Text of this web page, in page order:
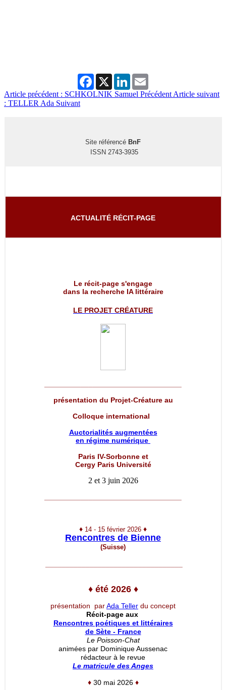
Facebook
X LinkedIn
Article précédent : SCHKOLNIK Samuel Précédent Article suivant
: TELLER Ada Suivant
Site référencé BnF
ISSN 2743-3935
ACTUALITÉ RÉCIT-PAGE
Le récit-page s'engage
dans la recherche IA littéraire
LE PROJET CRÉATURE
présentation du Projet-Créature au
Colloque international
Auctorialités augmentées
en régime numérique
Paris IV-Sorbonne et
Cergy Paris Université
2 et 3 juin 2026
♦ 14 - 15 février 2026 ♦
Rencontres de Bienne
(Suisse)
♦été 2026 ♦
présentation parAda Teller du concept
Récit-page aux
Rencontres poétiques et littéraires
de Sète - France
Le Poisson-Chat
animées par Dominique Aussenac
rédacteur à le revue
Le matricule des Anges
♦ 30 mai 2026 ♦